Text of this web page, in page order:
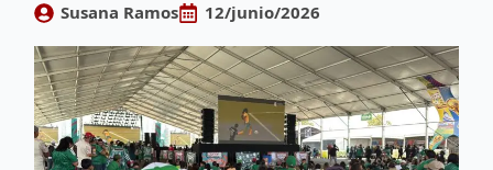
Susana Ramos 12/junio/2026